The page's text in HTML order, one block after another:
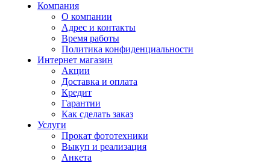
Компания
О компании
Адрес и контакты
Время работы
Политика конфиденциальности
Интернет магазин
Акции
Доставка и оплата
Кредит
Гарантии
Как сделать заказ
Услуги
Прокат фототехники
Выкуп и реализация
Анкета